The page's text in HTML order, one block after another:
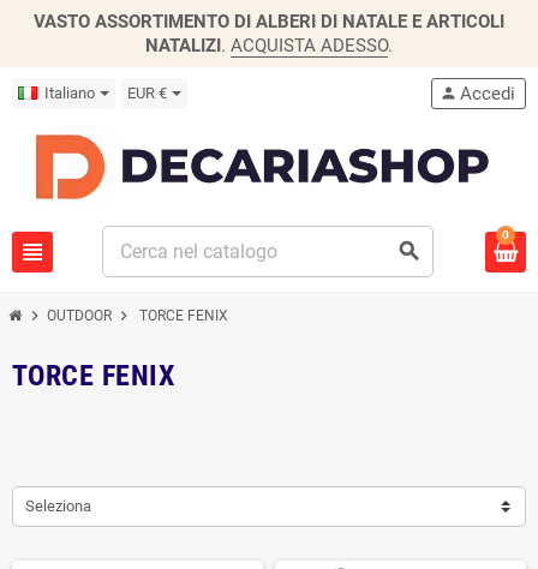
VASTO ASSORTIMENTO DI ALBERI DI NATALE E ARTICOLI
NATALIZI. ACQUISTA ADESSO.
Italiano EUR €
view_headline search
person Accedi
0
chevron_right OUTDOOR chevron_right TORCE FENIX
TORCE FENIX
Seleziona